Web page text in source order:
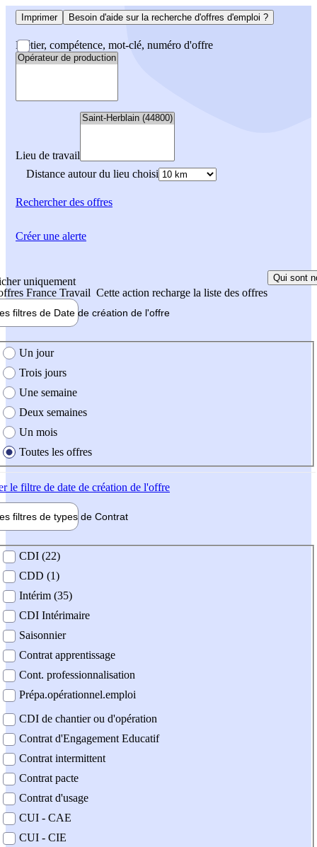
Imprimer Besoin d'aide sur la recherche d'offres d'emploi ?
Métier, compétence, mot-clé, numéro d'offre
Lieu de travail
Distance autour du lieu choisi
Rechercherdes offres
uniquement
France Travail Cette action recharge la liste des offres
Qui sont
filtres de Date de création de l'offre
création de l'offre
Un jour
Trois jours
Une semaine
Deux semaines
Un mois
Toutes les offres
le filtre de date de création de l'offre
filtres de types de Contrat
contrat
CDI (22)
CDD (1)
Intérim (35)
CDI Intérimaire
Saisonnier
Contrat apprentissage
Cont. professionnalisation
Prépa.opérationnel.emploi
CDI de chantier ou d'opération
Contrat d'Engagement Educatif
Contrat intermittent
Contrat pacte
Contrat d'usage
CUI - CAE
CUI - CIE
Créer une alerte